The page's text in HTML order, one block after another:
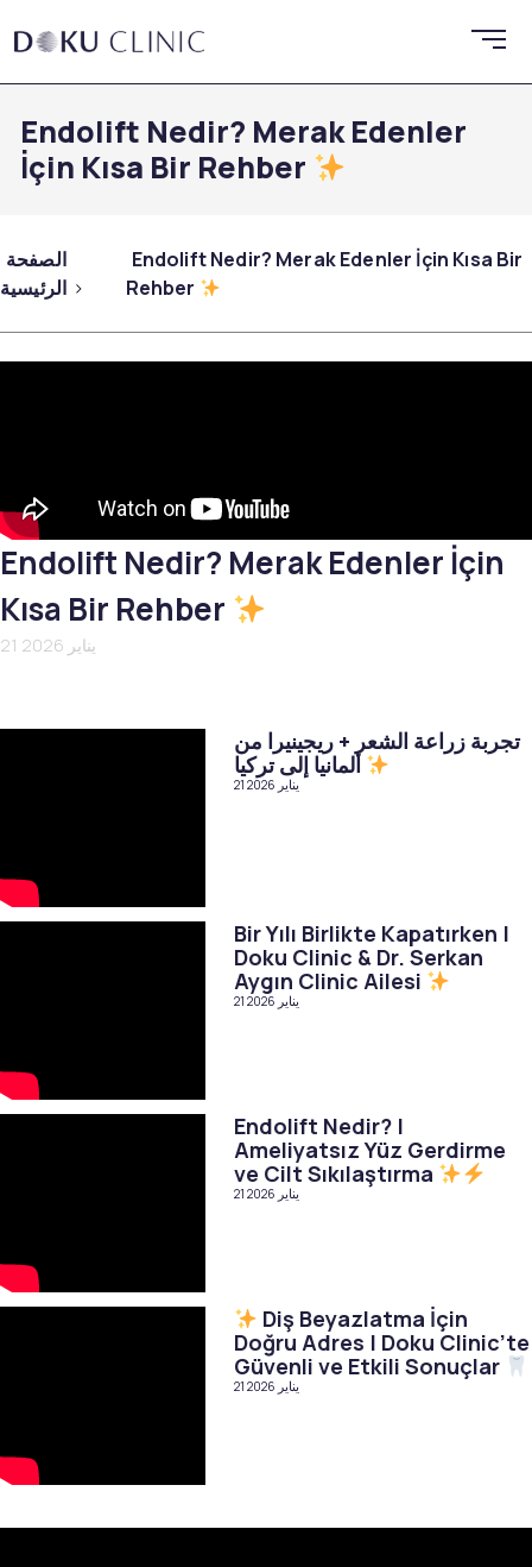
Endolift Nedir? Merak Edenler
İçin Kısa Bir Rehber
الصفحة
الرئيسية
Endolift Nedir? Merak Edenler İçin Kısa Bir
Rehber
Endolift Nedir? Merak Edenler İçin
Kısa Bir Rehber
21 يناير 2026
تجربة زراعة الشعر + ريجينيرا من
ألمانيا إلى تركيا
21 يناير 2026
Bir Yılı Birlikte Kapatırken |
Doku Clinic & Dr. Serkan
Aygın Clinic Ailesi
21 يناير 2026
Endolift Nedir? |
Ameliyatsız Yüz Gerdirme
ve Cilt Sıkılaştırma
21 يناير 2026
Diş Beyazlatma İçin
Doğru Adres | Doku Clinic’te
Güvenli ve Etkili Sonuçlar
21 يناير 2026